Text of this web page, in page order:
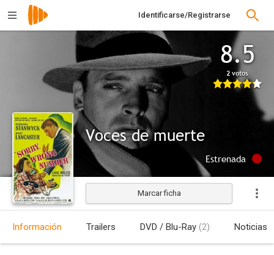
Identificarse/Registrarse
8.5
2 votos
Voces de muerte
Estrenada
Marcar ficha
Información Trailers DVD / Blu-Ray (2) Noticias